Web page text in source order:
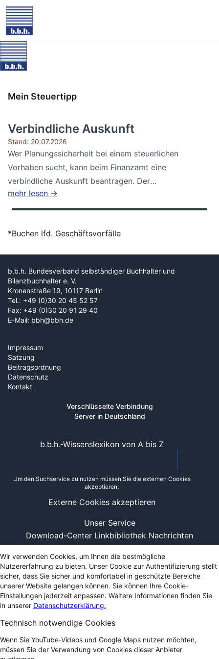
Mein Steuertipp
Verbindliche Auskunft
Stand: 20.07.2026
Wer Planungssicherheit bei einem steuerlichen
Vorhaben sucht, kann beim Finanzamt eine
verbindliche Auskunft beantragen. Der
Bundesfinanzhof...
mehr lesen →
*Buchen lfd. Geschäftsvorfälle
b.b.h. Bundesverband selbständiger Buchhalter und
Bilanzbuchhalter e. V.
Kronenstraße 19, 10117 Berlin
Tel.: +49 (0)30 20 45 52 57
Fax: +49 (0)30 20 91 29 40
E-Mail: bbh@bbh.de
Impressum
Satzung
Beitragsordnung
Datenschutz
Kontakt
Verschlüsselte Verbindung
Server in Deutschland
Unser Service
Download-Center Linkbibliothek Nachrichten
b.b.h.-Wissenslexikon von A bis Z
Um den Suchservice zu nutzen müssen Sie die externen Cookies
akzeptieren.
Externe Cookies akzeptieren
Wir verwenden Cookies, um Ihnen die bestmögliche
Nutzererfahrung zu bieten. Unser Cookie zur Authentifizierung stellt
sicher, dass Sie sicher und komfortabel in geschützte Bereiche
unserer Website gelangen können. Sie können Ihre Cookie-
Einstellungen jederzeit anpassen. Weitere Informationen finden Sie
in unserer Datenschutzerklärung.
Technisch notwendige Cookies
Wenn Sie YouTube-Videos und Google Maps nutzen möchten,
müssen Sie der Verwendung von Cookies dieser Anbieter